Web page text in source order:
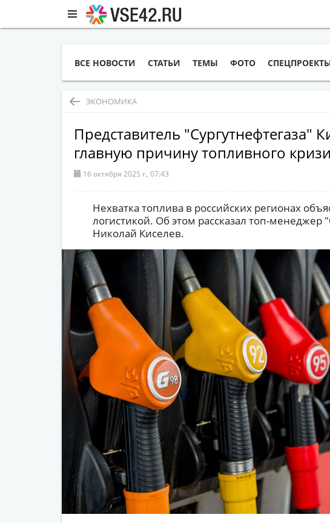
ВСЕ НОВОСТИ СТАТЬИ ТЕМЫ ФОТО
ЭКОНОМИКА
Представитель "Сургутнефтегаза"
главную причину топливного
16 октября 2025 г., 07:43
Нехватка топлива в российских регионах
логистикой. Об этом рассказал топ-менеджер
Николай Киселев.